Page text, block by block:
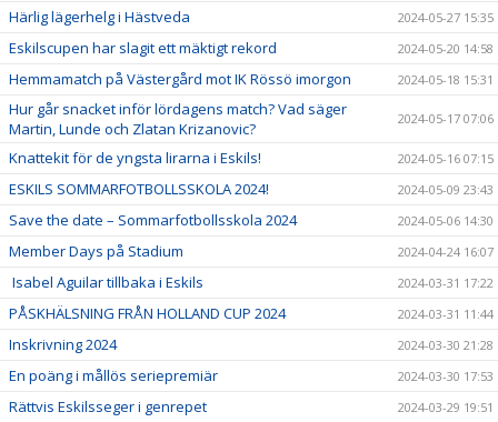
Härlig lägerhelg i Hästveda 2024-05-27 15:35
Eskilscupen har slagit ett mäktigt rekord 2024-05-20 14:58
Hemmamatch på Västergård mot IK Rössö imorgon 2024-05-18 15:31
Hur går snacket inför lördagens match? Vad säger
Martin, Lunde och Zlatan Krizanovic?
2024-05-17 07:06
Knattekit för de yngsta lirarna i Eskils! 2024-05-16 07:15
ESKILS SOMMARFOTBOLLSSKOLA 2024! 2024-05-09 23:43
Save the date – Sommarfotbollsskola 2024 2024-05-06 14:30
Member Days på Stadium 2024-04-24 16:07
Isabel Aguilar tillbaka i Eskils 2024-03-31 17:22
PÅSKHÄLSNING FRÅN HOLLAND CUP 2024 2024-03-31 11:44
Inskrivning 2024 2024-03-30 21:28
En poäng i mållös seriepremiär 2024-03-30 17:53
Rättvis Eskilsseger i genrepet 2024-03-29 19:51